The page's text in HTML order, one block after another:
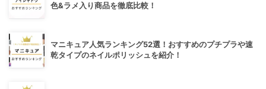
色&ラメ入り商品を徹底比較！
マニキュア人気ランキング52選！おすすめのプチプラや速
乾タイプのネイルポリッシュを紹介！